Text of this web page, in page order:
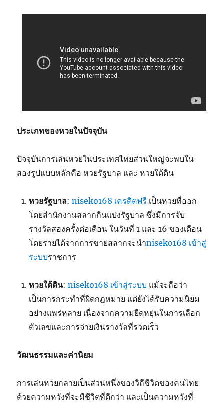
ประเภทของหวยในปัจจุบัน
ปัจจุบันการเล่นหวยในประเทศไทยส่วนใหญ่จะพบใน
สองรูปแบบหลักคือ หวยรัฐบาล และ หวยใต้ดิน
หวยรัฐบาล:niseko168 เครดิตฟรี เป็นหวยที่ออก
โดยสำนักงานสลากกินแบ่งรัฐบาล ซึ่งมีการจับ
รางวัลสองครั้งต่อเดือน ในวันที่ 1 และ 16 ของเดือน
โดยรายได้จากการขายสลากจะนำniseko168 เข้าสู่
ระบบราชการ
หวยใต้ดิน:niseko168 เข้าสู่ระบบ แม้จะถือว่า
เป็นการกระทำที่ผิดกฎหมาย แต่ยังได้รับความนิยม
อย่างแพร่หลาย เนื่องจากความยืดหยุ่นในการเลือก
ตัวเลขและการจ่ายเงินรางวัลที่รวดเร็ว
วัฒนธรรมและค่านิยม
การเล่นหวยกลายเป็นส่วนหนึ่งของวิถีชีวิตของคนไทย
ด้วยความหวังที่จะมีชีวิตที่ดีกว่า และเป็นความหวังที่